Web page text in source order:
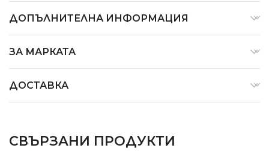
ДОПЪЛНИТЕЛНА ИНФОРМАЦИЯ
ЗА МАРКАТА
ДОСТАВКА
СВЪРЗАНИ ПРОДУКТИ